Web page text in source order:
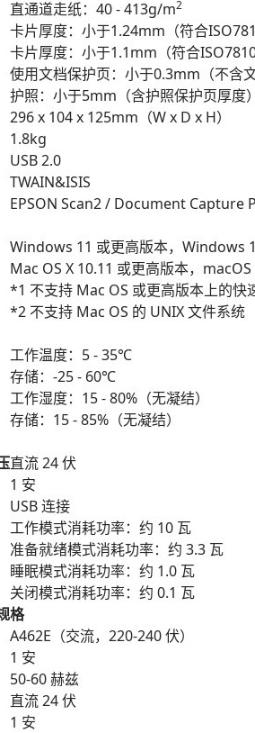
直通道走纸：40 - 413g/m2
卡片厚度：小于1.24mm（符合
卡片厚度：小于1.1mm（符合
使用文档保护页：小于0.3mm（不含
护照：小于5mm（含护照保护页厚度
296 x 104 x 125mm（W x D x H）
1.8kg
USB 2.0
TWAIN&ISIS
EPSON Scan2 / Document Capture
Windows 11 或更高版本，Windows
Mac OS X 10.11 或更高版本，
*1 不支持 Mac OS 或更高版本上的快
*2 不支持 Mac OS 的 UNIX 文件系统
工作温度：5 - 35℃
存储：-25 - 60℃
工作湿度：15 - 80%（无凝结）
存储：15 - 85%（无凝结）
直流 24 伏
1 安
USB 连接
工作模式消耗功率：约 10 瓦
准备就绪模式消耗功率：约 3.3 瓦
睡眠模式消耗功率：约 1.0 瓦
关闭模式消耗功率：约 0.1 瓦
格
A462E（交流，220-240 伏）
1 安
50-60 赫兹
直流 24 伏
1 安